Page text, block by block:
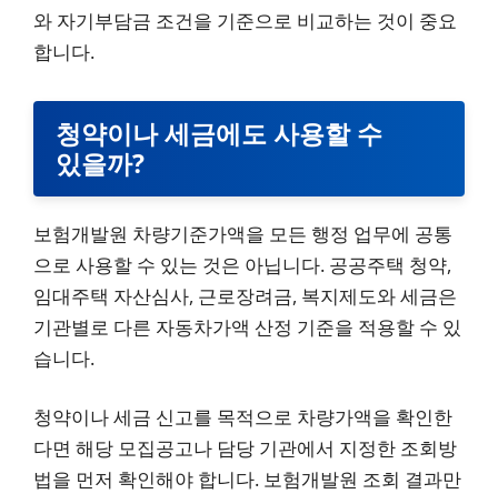
와 자기부담금 조건을 기준으로 비교하는 것이 중요
합니다.
청약이나 세금에도 사용할 수
있을까?
보험개발원 차량기준가액을 모든 행정 업무에 공통
으로 사용할 수 있는 것은 아닙니다. 공공주택 청약,
임대주택 자산심사, 근로장려금, 복지제도와 세금은
기관별로 다른 자동차가액 산정 기준을 적용할 수 있
습니다.
청약이나 세금 신고를 목적으로 차량가액을 확인한
다면 해당 모집공고나 담당 기관에서 지정한 조회방
법을 먼저 확인해야 합니다. 보험개발원 조회 결과만